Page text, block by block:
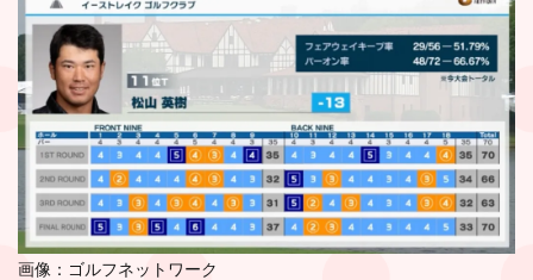
画像：ゴルフネットワーク